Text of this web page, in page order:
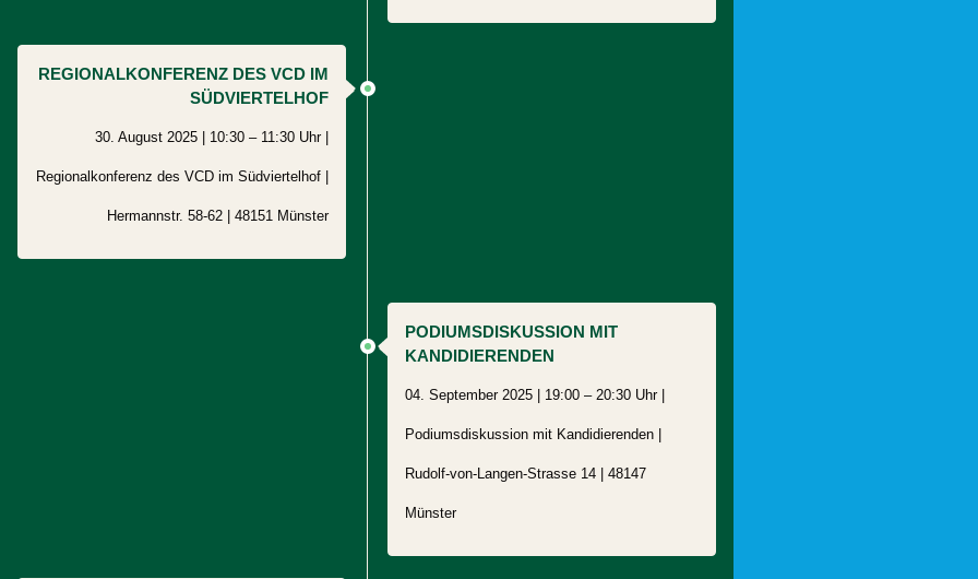
REGIONALKONFERENZ DES VCD IM
SÜDVIERTELHOF
30. August 2025 | 10:30 – 11:30 Uhr |
Regionalkonferenz des VCD im Südviertelhof |
Hermannstr. 58-62 48151 Münster
PODIUMSDISKUSSION MIT
KANDIDIERENDEN
04. September 2025 | 19:00 – 20:30 Uhr |
Podiumsdiskussion mit Kandidierenden |
Rudolf-von-Langen-Strasse 14 48147
Münster